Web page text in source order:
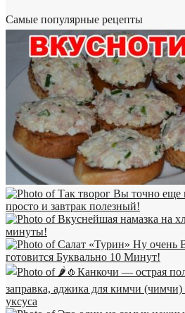
Самые популярные рецепты